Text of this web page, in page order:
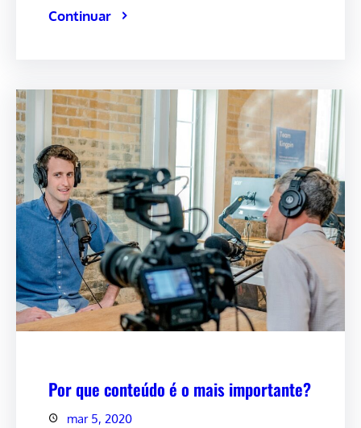
Continuar
Por que conteúdo é o mais importante?
mar 5, 2020